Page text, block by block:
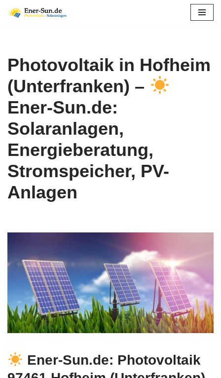
Photovoltaik in Hofheim
(Unterfranken) –
Ener-Sun.de:
Solaranlagen,
Energieberatung,
Stromspeicher, PV-
Anlagen
Ener-Sun.de: Photovoltaik